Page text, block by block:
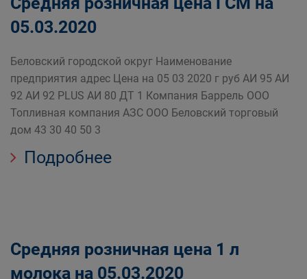
05.03.2020
Беловский городской округ Наименование
предприятия адрес Цена на 05 03 2020 г руб АИ 95 АИ
92 АИ 92 PLUS АИ 80 ДТ 1 Компания Баррель ООО
Топливная компания АЗС ООО Беловский торговый
дом 43 30 40 50 3
Подробнее
Средняя розничная цена 1 л
молока на 05.03.2020